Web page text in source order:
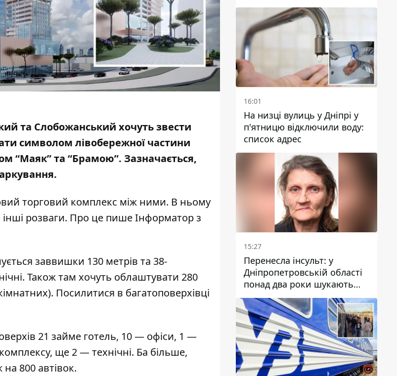
та Слобожанський хочуть звести
символом лівобережної частини
“Маяк” та “Брамою”. Зазначається,
.
торговий комплекс між ними. В ньому
інші розваги. Про це пише Інформаторз
заввишки 130 метрів та 38-
Також там хочуть облаштувати 280
Посилитися в багатоповерхівці
21 займе готель, 10 — офіси, 1 —
ще 2 — технічні. Ба більше,
800 автівок.
16:01
На низці вулиць у Дніпрі у
п'ятницю відключили воду:
список адрес
15:27
Перенесла інсульт: у
Дніпропетровській області
понад два роки шукають
зниклу жінку